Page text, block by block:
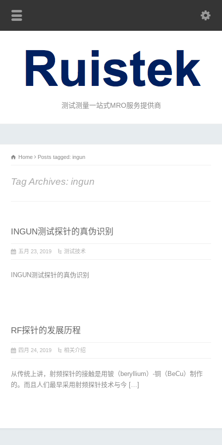
测试测量一站式MRO服务提供商
Home Posts tagged: ingun
Tag Archives: ingun
INGUN测试探针的真伪识别
五月 23, 2019 测试技术
INGUN测试探针的真伪识别
RF探针的发展历程
四月 24, 2019 相关介绍
从传统上讲，射频探针的接触是用铍（beryllium）-铜（BeCu）制作
的。而且人们最早采用射频探针技术与今 […]